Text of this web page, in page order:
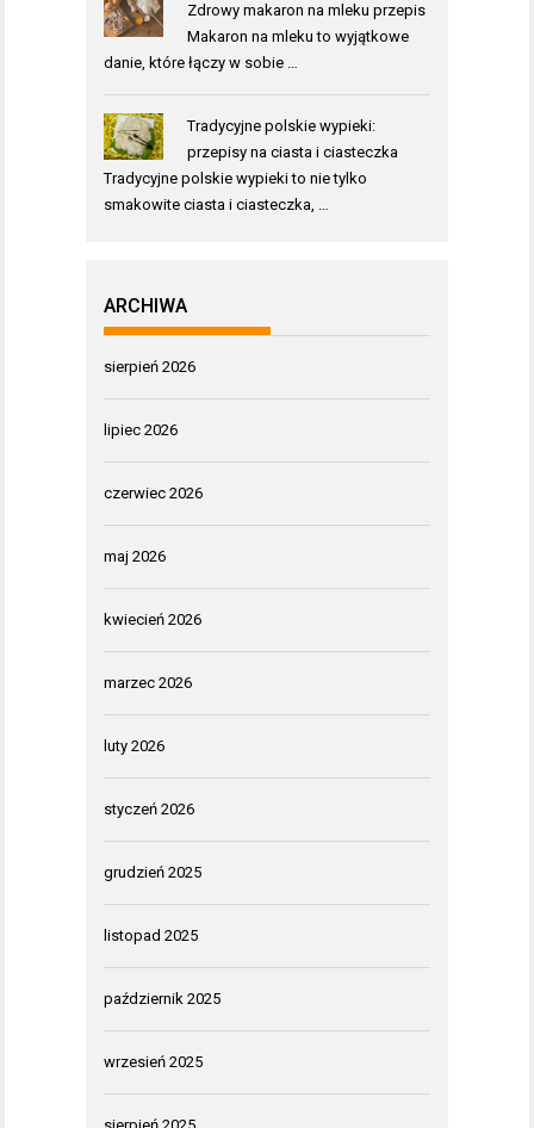
Zdrowy makaron na mleku przepis
Makaron na mleku to wyjątkowe
danie, które łączy w sobie …
Tradycyjne polskie wypieki:
przepisy na ciasta i ciasteczka
Tradycyjne polskie wypieki to nie tylko
smakowite ciasta i ciasteczka, …
ARCHIWA
sierpień 2026
lipiec 2026
czerwiec 2026
maj 2026
kwiecień 2026
marzec 2026
luty 2026
styczeń 2026
grudzień 2025
listopad 2025
październik 2025
wrzesień 2025